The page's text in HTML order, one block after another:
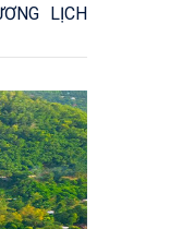
LỊCH